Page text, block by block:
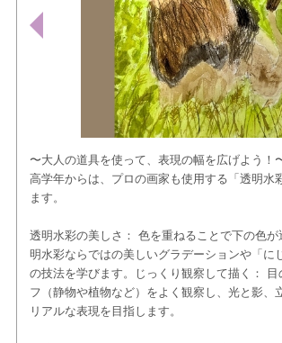
〜大人の道具を使って、表現の幅を広げよう！
高学年からは、プロの画家も使用する「透明水
ます。
透明水彩の美しさ： 色を重ねることで下の色が
明水彩ならではの美しいグラデーションや「に
の技法を学びます。​じっくり観察して描く： 目
フ（静物や植物など）をよく観察し、光と影、
リアルな表現を目指します。